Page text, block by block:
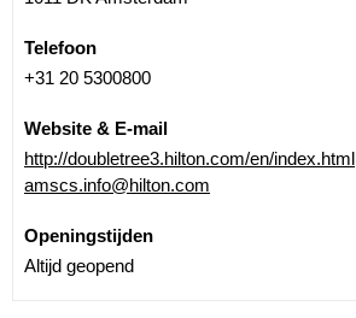
Telefoon
+31 20 5300800
Website & E-mail
http://doubletree3.hilton.com/en/index.html
amscs.info@hilton.com
Openingstijden
Altijd geopend